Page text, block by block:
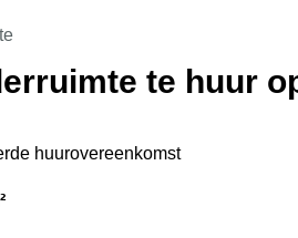
te huur
huurovereenkomst